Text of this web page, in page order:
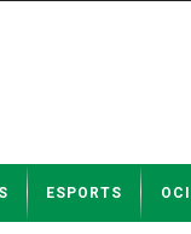
ESPORTS OCI